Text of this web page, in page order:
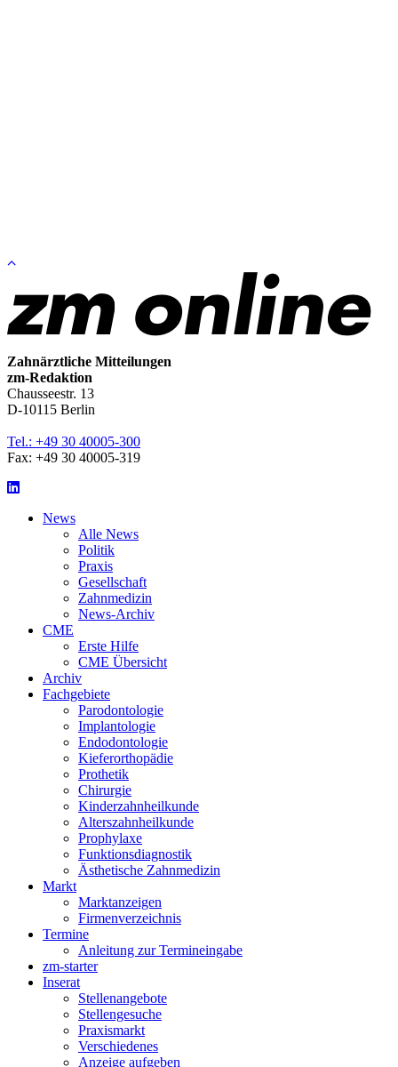
Zum
springen
Zahnärztliche Mitteilungen
zm-Redaktion
Chausseestr. 13
D-10115 Berlin
Tel.: +49 30 40005-300
Fax: +49 30 40005-319
News
Alle News
Politik
Praxis
Gesellschaft
Zahnmedizin
News-Archiv
CME
Erste Hilfe
CME Übersicht
Archiv
Fachgebiete
Parodontologie
Implantologie
Endodontologie
Kieferorthopädie
Prothetik
Chirurgie
Kinderzahnheilkunde
Alterszahnheilkunde
Prophylaxe
Funktionsdiagnostik
Ästhetische Zahnmedizin
Markt
Marktanzeigen
Firmenverzeichnis
Termine
Anleitung zur Termineingabe
zm-starter
Inserat
Stellenangebote
Stellengesuche
Praxismarkt
Verschiedenes
Anzeige aufgeben